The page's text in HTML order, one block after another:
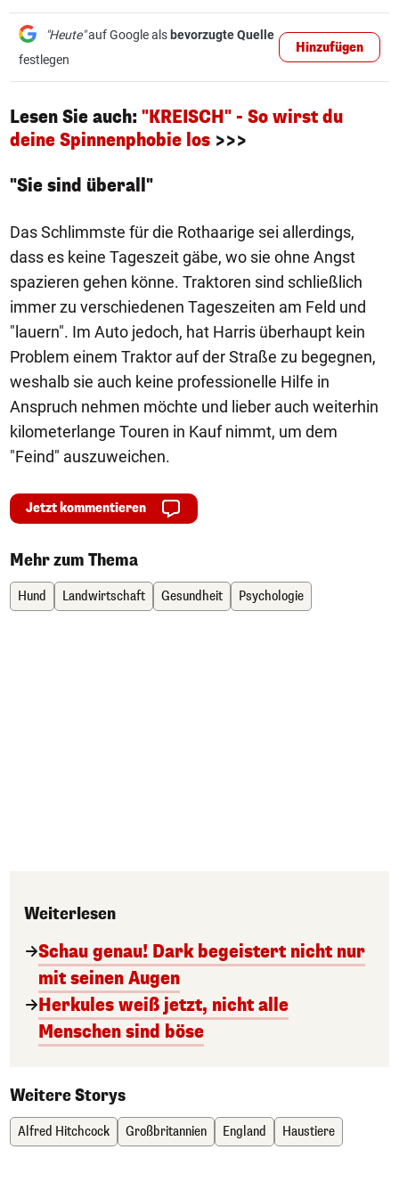
"Heute"auf Google als bevorzugte Quelle
festlegen
Hinzufügen
Lesen Sie auch: "KREISCH" - So wirst du
deine Spinnenphobie los >>>
"Sie sind überall"
Das Schlimmste für die Rothaarige sei allerdings,
dass es keine Tageszeit gäbe, wo sie ohne Angst
spazieren gehen könne. Traktoren sind schließlich
immer zu verschiedenen Tageszeiten am Feld und
"lauern". Im Auto jedoch, hat Harris überhaupt kein
Problem einem Traktor auf der Straße zu begegnen,
weshalb sie auch keine professionelle Hilfe in
Anspruch nehmen möchte und lieber auch weiterhin
kilometerlange Touren in Kauf nimmt, um dem
"Feind" auszuweichen.
Jetzt kommentieren
Mehr zum Thema
Hund Landwirtschaft Gesundheit Psychologie
Weiterlesen
Schau genau! Dark begeistert nicht nur
mit seinen Augen
Herkules weiß jetzt, nicht alle
Menschen sind böse
Weitere Storys
Alfred Hitchcock Großbritannien England Haustiere